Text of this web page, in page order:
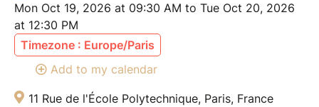
Mon Oct 19, 2026 at 09:30 AM to Tue Oct 20, 2026
at 12:30 PM
Timezone : Europe/Paris
Add to my calendar
11 Rue de l'École Polytechnique, Paris, France